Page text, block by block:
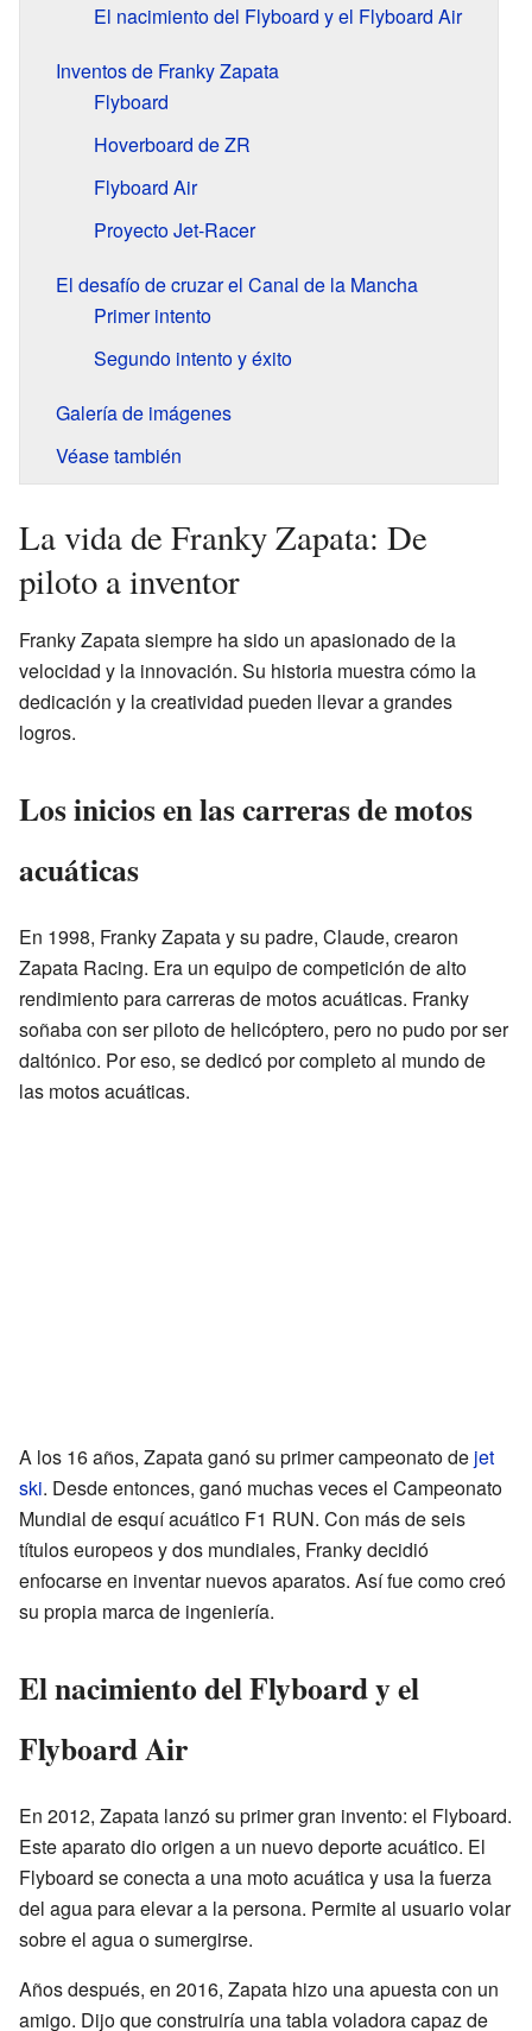
El nacimiento del Flyboard y el Flyboard Air
Inventos de Franky Zapata
Flyboard
Hoverboard de ZR
Flyboard Air
Proyecto Jet-Racer
El desafío de cruzar el Canal de la Mancha
Primer intento
Segundo intento y éxito
Galería de imágenes
Véase también
La vida de Franky Zapata: De
piloto a inventor
Franky Zapata siempre ha sido un apasionado de la
velocidad y la innovación. Su historia muestra cómo la
dedicación y la creatividad pueden llevar a grandes
logros.
Los inicios en las carreras de motos
acuáticas
En 1998, Franky Zapata y su padre, Claude, crearon
Zapata Racing. Era un equipo de competición de alto
rendimiento para carreras de motos acuáticas. Franky
soñaba con ser piloto de helicóptero, pero no pudo por ser
daltónico. Por eso, se dedicó por completo al mundo de
las motos acuáticas.
A los 16 años, Zapata ganó su primer campeonato de jet
ski. Desde entonces, ganó muchas veces el Campeonato
Mundial de esquí acuático F1 RUN. Con más de seis
títulos europeos y dos mundiales, Franky decidió
enfocarse en inventar nuevos aparatos. Así fue como creó
su propia marca de ingeniería.
El nacimiento del Flyboard y el
Flyboard Air
En 2012, Zapata lanzó su primer gran invento: el Flyboard.
Este aparato dio origen a un nuevo deporte acuático. El
Flyboard se conecta a una moto acuática y usa la fuerza
del agua para elevar a la persona. Permite al usuario volar
sobre el agua o sumergirse.
Años después, en 2016, Zapata hizo una apuesta con un
amigo. Dijo que construiría una tabla voladora capaz de